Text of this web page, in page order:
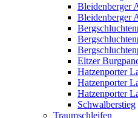
Bleidenberger
Bleidenberger
Eltzer
Hatzenporter
Hatzenporter
Hatzenporter
Schwalberstieg
Traumschleifen